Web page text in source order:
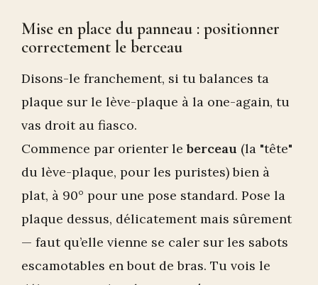
Mise en place du panneau : positionner
correctement le berceau
Disons-le franchement, si tu balances ta
plaque sur le lève-plaque à la one-again, tu
vas droit au fiasco.
Commence par orienter leberceau (la "tête"
du lève-plaque, pour les puristes) bien à
plat, à 90° pour une pose standard. Pose la
plaque dessus, délicatement mais sûrement
— faut qu’elle vienne se caler sur les sabots
escamotables en bout de bras. Tu vois le